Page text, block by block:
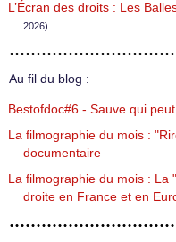
L’Écran des droits : Les
2026)
Au fil du blog :
Bestofdoc#6 - Sauve qui
La filmographie du mois :
documentaire
La filmographie du mois : La
droite en France et en